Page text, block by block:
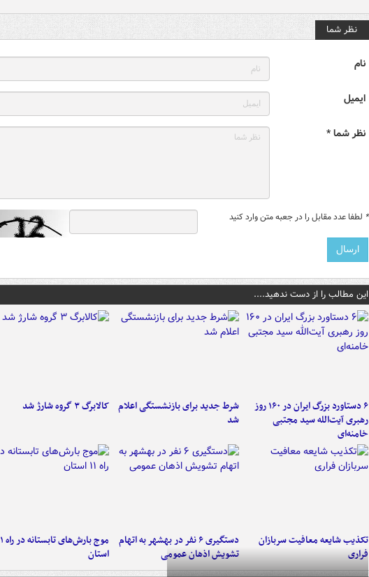
نظر شما
نام
ایمیل
نظر شما *
* لطفا عدد مقابل را در جعبه متن وارد کنید
این مطالب را از دست ندهید....
۶ دستاورد بزرگ ایران در ۱۶۰ روز
رهبری آیت‌الله سید مجتبی
خامنه‌ای
شرط جدید برای بازنشستگی اعلام
شد
کالابرگ ۳ گروه شارژ شد
تکذیب شایعه معافیت سربازان
فراری
دستگیری ۶ نفر در بهشهر به اتهام
تشویش اذهان عمومی
موج
استان